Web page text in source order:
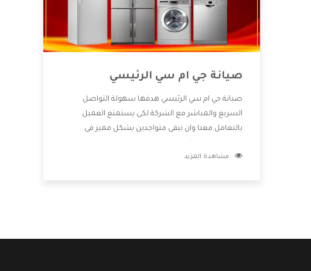
صيانة جي ام سي الرئيسي
صيانة جي ام سي الرئيسي هدفها سهولة التواصل
السريع والمباشر مع الشركة لكى يستمتع العميل
بالتعامل معنا وان نبقى متواجدين بشكل مميز فى
للعميل وان يستمتع بالخدمات التى تنفرد الشركة بها
مشاهدة المزيد